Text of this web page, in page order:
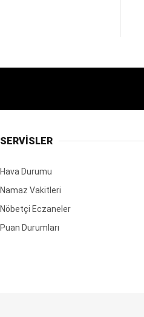
SERVİSLER
Hava Durumu
Namaz Vakitleri
Nöbetçi Eczaneler
Puan Durumları